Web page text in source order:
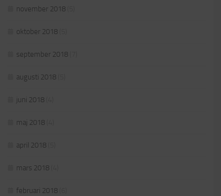
november 2018
oktober 2018
september 2018
augusti 2018
juni 2018
maj 2018
april 2018
mars 2018
februari 2018